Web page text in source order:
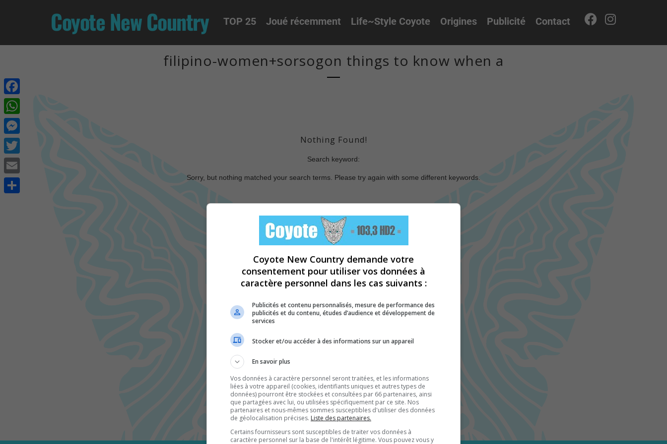
Coyote New Country TOP 25 Joué récemment Life~Style Coyote Origines Publicité Contact
filipino-women+sorsogon things to know when a
Nothing Found!
Search keyword:
Sorry, but nothing matched your search terms. Please try again with some different keywords.
Facebook
WhatsApp
Messenger
Twitter
Email
Coyote New Country demande votre
consentement pour utiliser vos données à
caractère personnel dans les cas suivants :
Publicités et contenu personnalisés, mesure de performance des
publicités et du contenu, études d’audience et développement de
services
Stocker et/ou accéder à des informations sur un appareil
En savoir plus
Vos données à caractère personnel seront traitées, et les informations
liées à votre appareil (cookies, identifiants uniques et autres types de
données) pourront être stockées et consultées par 66 partenaires, ainsi
que partagées avec lui, ou utilisées spécifiquement par ce site. Nos
partenaires et nous-mêmes sommes susceptibles d'utiliser des données
de géolocalisation précises. Liste des partenaires.
Certains fournisseurs sont susceptibles de traiter vos données à
caractère personnel sur la base de l'intérêt légitime. Vous pouvez vous y